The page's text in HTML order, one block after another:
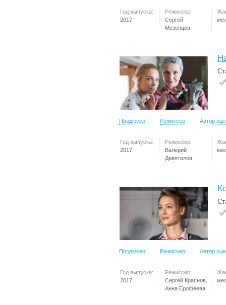
Год выпуска:
2017
Режиссер:
Сергей
Мезенцев
Продюсер Режиссер Автор
Год выпуска:
2017
Режиссер:
Валерий
Девятилов
Продюсер Режиссер Автор
Год выпуска:
2017
Режиссер:
Сергей Краснов,
Анна Ерофеева